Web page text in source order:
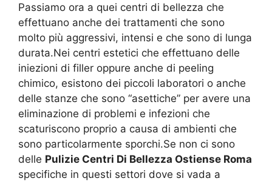
Passiamo ora a quei centri di bellezza che
effettuano anche dei trattamenti che sono
molto più aggressivi, intensi e che sono di lunga
durata.Nei centri estetici che effettuano delle
iniezioni di filler oppure anche di peeling
chimico, esistono dei piccoli laboratori o anche
delle stanze che sono “asettiche” per avere una
eliminazione di problemi e infezioni che
scaturiscono proprio a causa di ambienti che
sono particolarmente sporchi.Se non ci sono
delle Pulizie Centri Di Bellezza Ostiense Roma
specifiche in questi settori dove si vada a